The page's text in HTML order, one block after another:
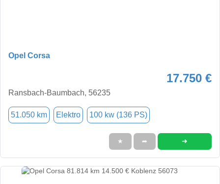
Opel Corsa
17.750 €
Ransbach-Baumbach, 56235
51.050 km Elektro 100 kw (136 PS)
★ ➦ ➜